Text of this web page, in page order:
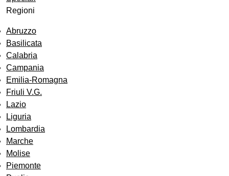
Regioni
Abruzzo
Basilicata
Calabria
Campania
Emilia-Romagna
Friuli V.G.
Lazio
Liguria
Lombardia
Marche
Molise
Piemonte